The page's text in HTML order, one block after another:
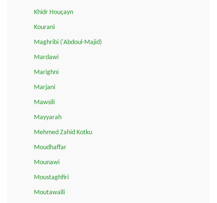
Khidr Houçayn
Kourani
Maghribi ('Abdoul-Majid)
Mardawi
Marighni
Marjani
Mawsili
Mayyarah
Mehmed Zahid Kotku
Moudhaffar
Mounawi
Moustaghfiri
Moutawalli